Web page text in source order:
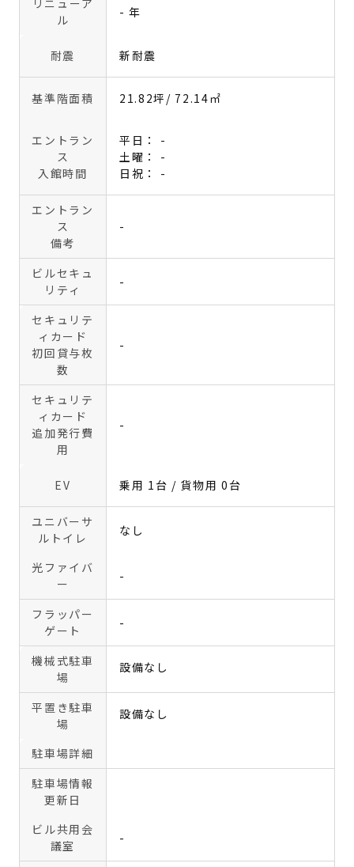
リニューア
ル
- 年
耐震 新耐震
基準階面積 21.82坪 / 72.14㎡
エントラン
ス
入館時間
平日： -
土曜： -
日祝： -
エントラン
ス
備考
-
ビルセキュ
リティ
-
セキュリテ
ィカード
初回貸与枚
数
-
セキュリテ
ィカード
追加発行費
用
-
EV 乗用 1台 / 貨物用 0台
ユニバーサ
ルトイレ
なし
光ファイバ
ー
-
フラッパー
ゲート
-
機械式駐車
場
設備なし
平置き駐車
場
設備なし
駐車場詳細
駐車場情報
更新日
ビル共用会
議室
-